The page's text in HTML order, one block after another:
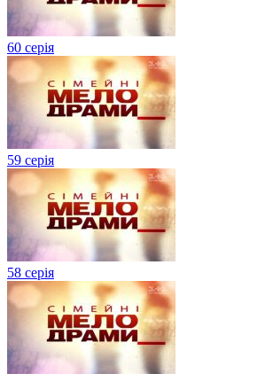
60 серія
59 серія
58 серія